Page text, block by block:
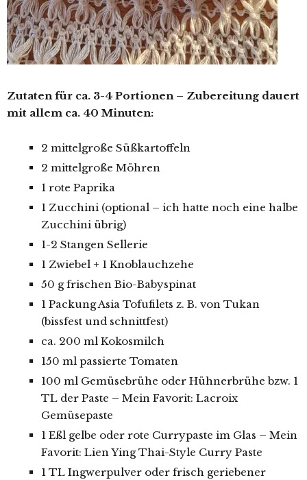
Zutaten für ca. 3-4 Portionen – Zubereitung dauert
mit allem ca. 40 Minuten:
2 mittelgroße Süßkartoffeln
2 mittelgroße Möhren
1 rote Paprika
1 Zucchini (optional – ich hatte noch eine halbe
Zucchini übrig)
1-2 Stangen Sellerie
1 Zwiebel + 1 Knoblauchzehe
50 g frischen Bio-Babyspinat
1 Packung Asia Tofufilets z. B. von Tukan
(bissfest und schnittfest)
ca. 200 ml Kokosmilch
150 ml passierte Tomaten
100 ml Gemüsebrühe oder Hühnerbrühe bzw. 1
TL der Paste – Mein Favorit: Lacroix
Gemüsepaste
1 Eßl gelbe oder rote Currypaste im Glas – Mein
Favorit: Lien Ying Thai-Style Curry Paste
1 TL Ingwerpulver oder frisch geriebener